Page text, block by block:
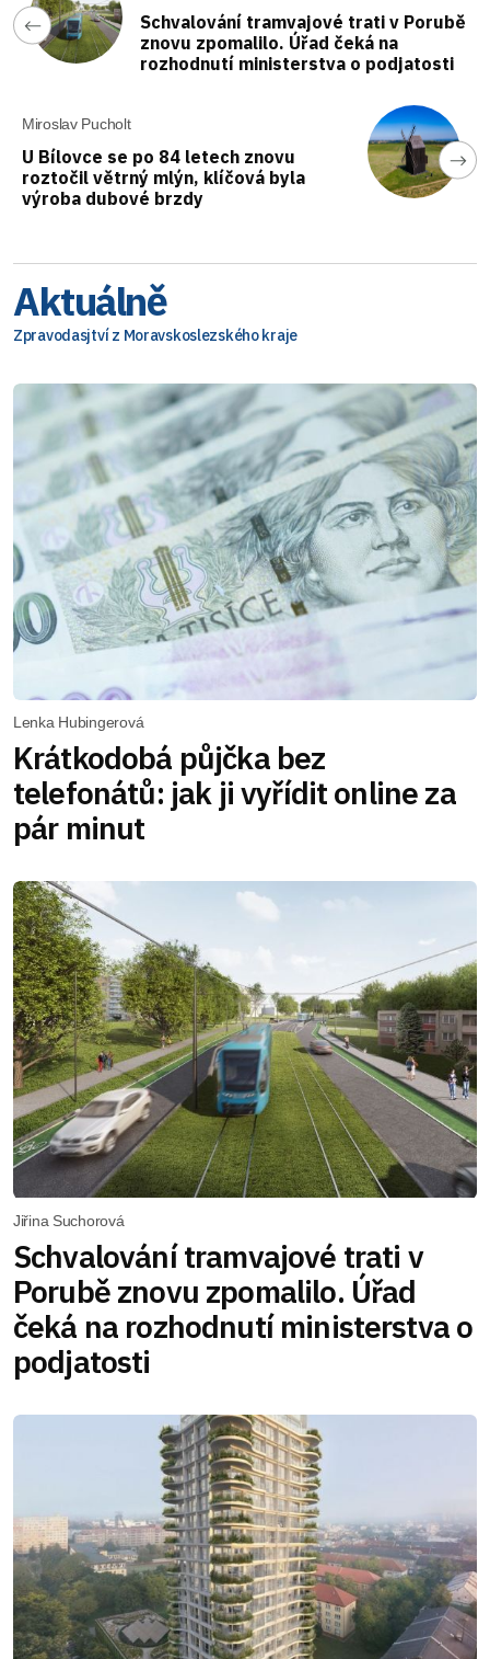
Schvalování tramvajové trati v Porubě
znovu zpomalilo. Úřad čeká na
rozhodnutí ministerstva o podjatosti
Miroslav Pucholt
U Bílovce se po 84 letech znovu
roztočil větrný mlýn, klíčová byla
výroba dubové brzdy
Aktuálně
Zpravodasjtví z Moravskoslezského kraje
Lenka Hubingerová
Krátkodobá půjčka bez
telefonátů: jak ji vyřídit online za
pár minut
Jiřina Suchorová
Schvalování tramvajové trati v
Porubě znovu zpomalilo. Úřad
čeká na rozhodnutí ministerstva o
podjatosti